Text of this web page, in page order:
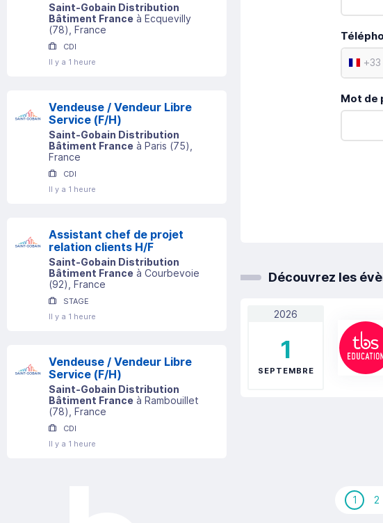
Saint-Gobain Distribution
Bâtiment France à Ecquevilly
(78) , France
CDI
Il y a 1 heure
Vendeuse / Vendeur Libre
Service (F/H)
Saint-Gobain Distribution
Bâtiment France à Paris (75)
France
CDI
Il y a 1 heure
Assistant chef de projet
relation clients H/F
Saint-Gobain Distribution
Bâtiment France à Courbevoie
(92) , France
STAGE
Il y a 1 heure
Vendeuse / Vendeur Libre
Service (F/H)
Saint-Gobain Distribution
Bâtiment France à Rambouillet
(78) , France
CDI
Il y a 1 heure
+33
Mot de
Découvrez les
2026
1
SEPTEMBRE
1 2